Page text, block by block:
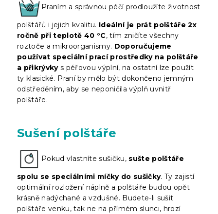
Praním a správnou péčí prodloužíte životnost
polštářů i jejich kvalitu. Ideální je prát polštáře 2x
ročně při teplotě 40 °C, tím zničíte všechny
roztoče a mikroorganismy. Doporučujeme
používat speciální prací prostředky na polštáře
a přikrývkys péřovou výplní, na ostatní lze použít
ty klasické. Praní by mělo být dokončeno jemným
odstředěním, aby se neponičila výplň uvnitř
polštáře.
Sušení polštáře
Pokud vlastníte sušičku, sušte polštáře
spolu se speciálními míčky do sušičky. Ty zajistí
optimální rozložení náplně a polštáře budou opět
krásně nadýchané a vzdušné. Budete-li sušit
polštáře venku, tak ne na přímém slunci, hrozí